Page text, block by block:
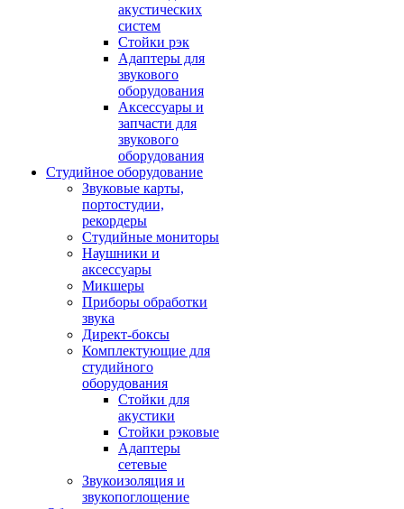
акустических
систем
Стойки рэк
Адаптеры для
звукового
оборудования
Аксессуары и
запчасти для
звукового
оборудования
Студийное оборудование
Звуковые карты,
портостудии,
рекордеры
Студийные мониторы
Наушники и
аксессуары
Микшеры
Приборы обработки
звука
Директ-боксы
Комплектующие для
студийного
оборудования
Стойки для
акустики
Стойки рэковые
Адаптеры
сетевые
Звукоизоляция и
звукопоглощение